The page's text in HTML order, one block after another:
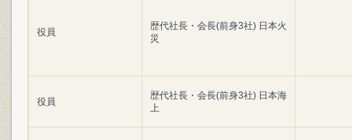
役員
歴代社長・会長(前身3社) 日本火
災
役員
歴代社長・会長(前身3社) 日本海
上